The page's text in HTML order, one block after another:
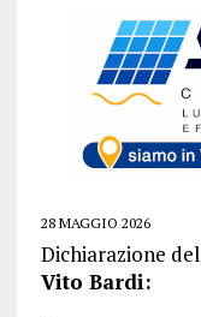
28 MAGGIO 2026
Dichiarazione del
Vito Bardi: